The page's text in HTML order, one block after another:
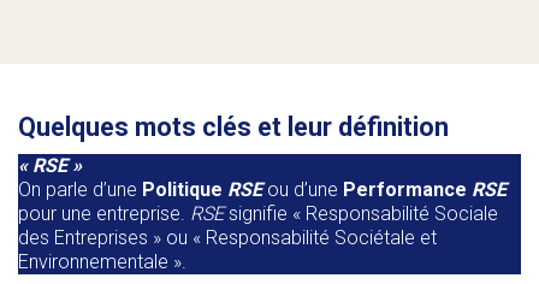
Quelques mots clés et leur définition
« RSE »
On parle d’une Politique RSE ou d’une Performance RSE
pour une entreprise. RSEsignifie « Responsabilité Sociale
des Entreprises » ou « Responsabilité Sociétale et
Environnementale ».